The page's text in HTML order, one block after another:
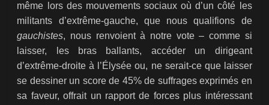
même lors des mouvements sociaux où d’un côté les
militants d’extrême-gauche, que nous qualifions de
gauchistes, nous renvoient à notre vote – comme si
laisser, les bras ballants, accéder un dirigeant
d’extrême-droite à l’Élysée ou, ne serait-ce que laisser
se dessiner un score de 45% de suffrages exprimés en
sa faveur, offrait un rapport de forces plus intéressant